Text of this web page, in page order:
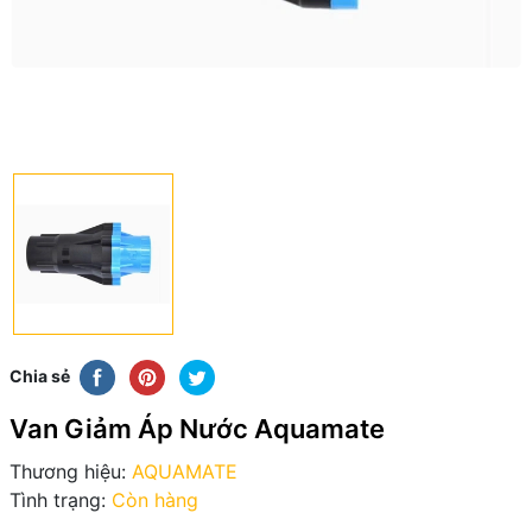
Chia sẻ
Van Giảm Áp Nước Aquamate
Thương hiệu: AQUAMATE
Tình trạng: Còn hàng